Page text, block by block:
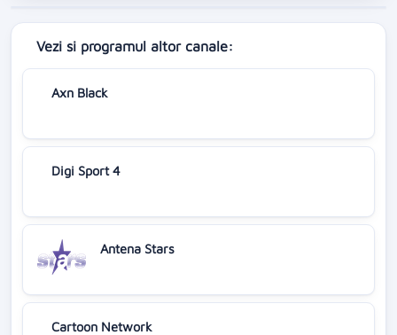
Vezi si programul altor canale:
Axn Black
Digi Sport 4
Antena Stars
Cartoon Network